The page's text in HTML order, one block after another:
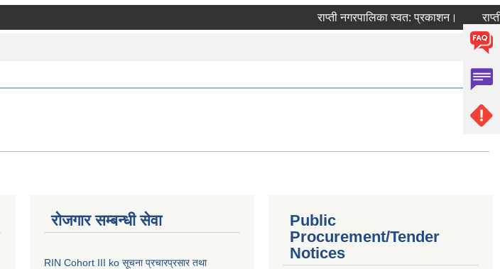
राप्ती नगरपालिका स्वत: प्रकाशन।
रोजगार सम्बन्धी सेवा
RIN Cohort III ko सूचना प्रचारप्रसार तथा
Public
Procurement/Tender
Notices